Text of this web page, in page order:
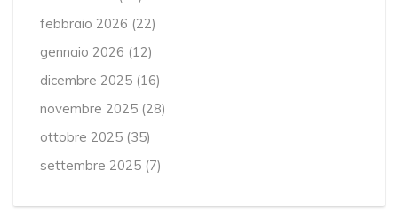
febbraio 2026 (22)
gennaio 2026 (12)
dicembre 2025 (16)
novembre 2025 (28)
ottobre 2025 (35)
settembre 2025 (7)